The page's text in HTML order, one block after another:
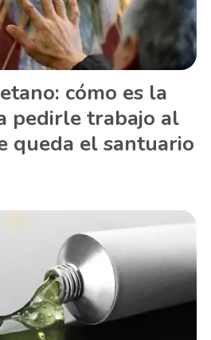
cómo es la
pedirle trabajo al
queda el santuario